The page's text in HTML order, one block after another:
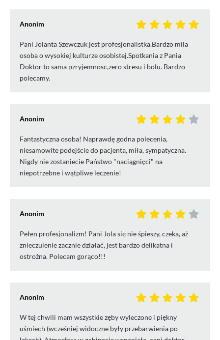
Anonim
Pani Jolanta Szewczuk jest profesjonalistka.Bardzo mila
osoba o wysokiej kulturze osobistej.Spotkania z Pania
Doktor to sama pzryjemnosc,zero stresu i bolu. Bardzo
polecamy.
Anonim
Fantastyczna osoba! Naprawdę godna polecenia,
niesamowite podejście do pacjenta, miła, sympatyczna.
Nigdy nie zostaniecie Państwo "naciągnięci" na
niepotrzebne i wątpliwe leczenie!
Anonim
Pełen profesjonalizm! Pani Jola się nie śpieszy, czeka, aż
znieczulenie zacznie działać, jest bardzo delikatna i
ostrożna. Polecam gorąco!!!
Anonim
W tej chwili mam wszystkie zęby wyleczone i piękny
uśmiech (wcześniej widoczne były przebarwienia po